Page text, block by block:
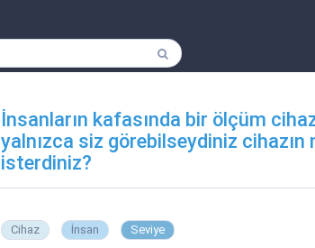
İnsanların kafasında bir ölçüm
yalnızca siz görebilseydiniz cihazın
isterdiniz?
Cihaz İnsan Seviye